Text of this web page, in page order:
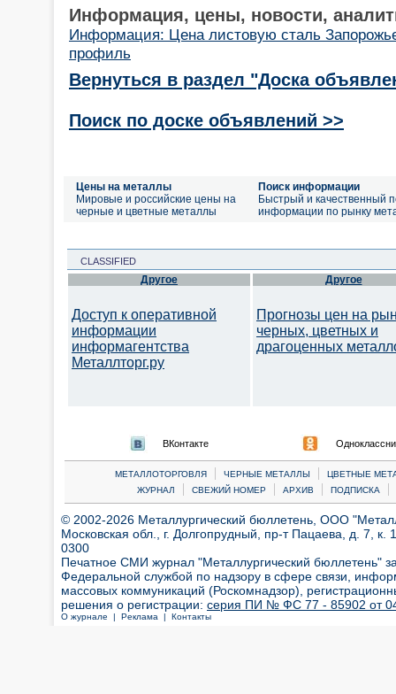
Информация, цены, новости,
Информация: Цена листовую сталь
профиль
Вернуться в раздел "Доска
Поиск по доске объявлений >>
Цены на металлы
Мировые и российские цены на
черные и цветные металлы
Поиск информации
Быстрый и качественный
информации по рынку
CLASSIFIED
Другое
Доступ к оперативной
информации
информагентства
Металлторг.ру
Другое
Прогнозы цен на
черных, цветных и
драгоценных
ВКонтакте
МЕТАЛЛОТОРГОВЛЯ | ЧЕРНЫЕ МЕТАЛЛЫ |
ЦВЕТНЫЕ
ЖУРНАЛ
| СВЕЖИЙ НОМЕР | АРХИВ | ПОДПИСКА |
© 2002-2026 Металлургический бюллетень, ООО
Московская обл., г. Долгопрудный, пр-т Пацаева, д. 7,
0300
Печатное СМИ журнал "Металлургический бюллетень"
Федеральной службой по надзору в сфере связи,
массовых коммуникаций (Роскомнадзор),
решения о регистрации: серия ПИ № ФС 77 - 85902 от 04
О журнале | Реклама | Контакты